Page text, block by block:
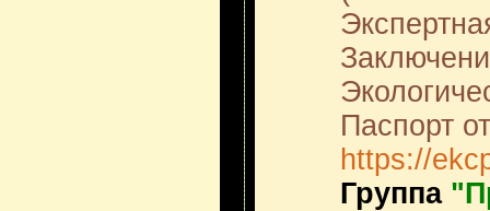
Паспорт
https://
Группа